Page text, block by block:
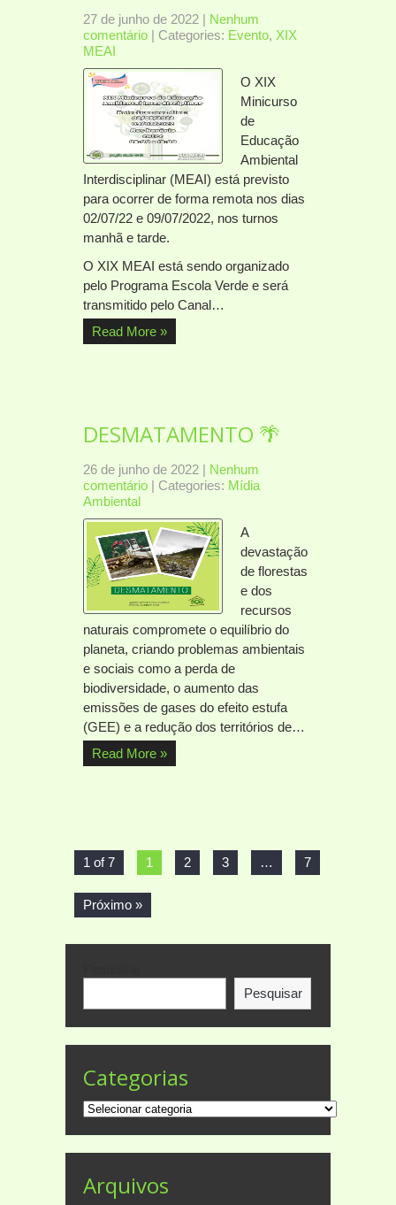
27 de junho de 2022 | Nenhum
comentário | Categories: Evento, XIX
MEAI
O XIX
Minicurso
de
Educação
Ambiental
Interdisciplinar (MEAI) está previsto
para ocorrer de forma remota nos dias
02/07/22 e 09/07/2022, nos turnos
manhã e tarde.
O XIX MEAI está sendo organizado
pelo Programa Escola Verde e será
transmitido pelo Canal…
Read More »
DESMATAMENTO 🌴
26 de junho de 2022 | Nenhum
comentário | Categories: Mídia
Ambiental
A
devastação
de florestas
e dos
recursos
naturais compromete o equilíbrio do
planeta, criando problemas ambientais
e sociais como a perda de
biodiversidade, o aumento das
emissões de gases do efeito estufa
(GEE) e a redução dos territórios de…
Read More »
1 of 7 1 2 3 … 7
Próximo »
Pesquisar
Categorias
Categorias
Arquivos